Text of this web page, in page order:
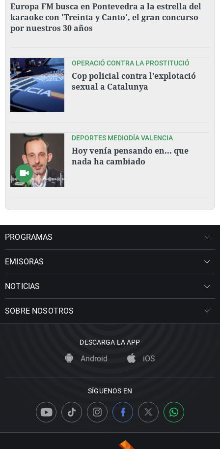
Europa FM busca en Pontevedra a la estrella del
karaoke con 'Treinta y Canto', el gran concurso
por nuestros 30 años
OPERACIÓ CONTRA LA PROSTITUCIÓ
Cop policial contra l’explotació
sexual a Catalunya
DEPORTES MEDIODÍA VALENCIA
Hoy venía pensando en... que
nada ha cambiado
PROGRAMAS
EMISORAS
NOTICIAS
SOBRE NOSOTROS
DESCARGA LA APP
Android iOS
SÍGUENOS EN